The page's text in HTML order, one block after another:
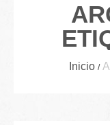
Inicio